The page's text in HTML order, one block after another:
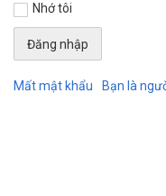
Nhớ tôi
Mất mật khẩu Bạn là